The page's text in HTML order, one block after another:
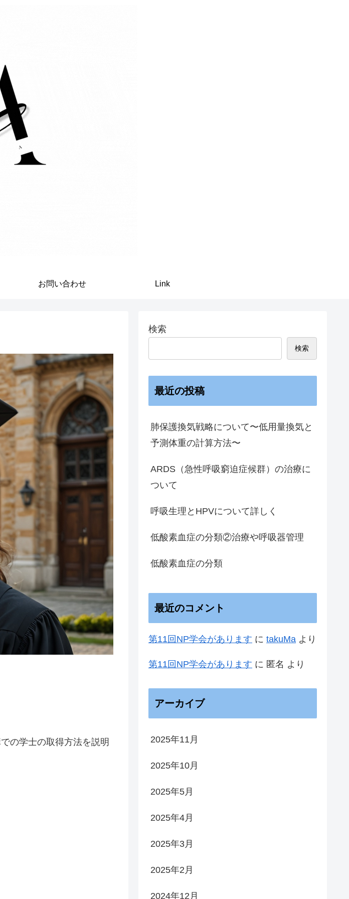
お問い合わせ Link
の学士の取得方法を説明
検索
検索
最近の投稿
肺保護換気戦略について〜低用量換気と
予測体重の計算方法〜
ARDS（急性呼吸窮迫症候群）の治療に
ついて
呼吸生理とHPVについて詳しく
低酸素血症の分類②治療や呼吸器管理
低酸素血症の分類
最近のコメント
第11回NP学会があります に takuMa より
第11回NP学会があります に 匿名 より
アーカイブ
2025年11月
2025年10月
2025年5月
2025年4月
2025年3月
2025年2月
2024年12月